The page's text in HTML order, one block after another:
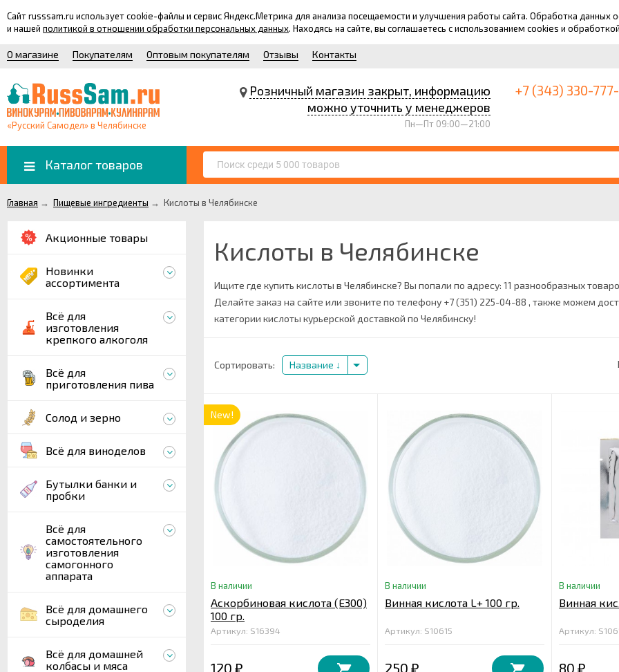
Сайт russsam.ru использует cookie-файлы и сервис Яндекс.Метрика для анализа посещаемости и улучшения работы сайта. Обработка
и нашей политикой в отношении обработки персональных данных. Находясь на сайте, вы соглашаетесь с использованием cookies и
О магазине Покупателям Оптовым покупателям Отзывы Контакты
«Русский Самодел» в Челябинске
Розничный магазин закрыт, информацию
можно уточнить у менеджеров
Пн—Пт 09:00—21:00
+7 (343) 330-
Каталог товаров
Главная → Пищевые ингредиенты → Кислоты в Челябинске
Акционные товары
Новинки
ассортимента
Всё для
изготовления
крепкого алкоголя
Всё для
приготовления пива
Солод и зерно
Всё для виноделов
Бутылки банки и
пробки
Всё для
самостоятельного
изготовления
самогонного
аппарата
Всё для домашнего
сыроделия
Всё для домашней
колбасы и мяса
Кислоты в Челябинске
Ищите где купить кислоты в Челябинске? Вы попали по адресу: 11 разнообразных
Делайте заказ на сайте или звоните по телефону +7 (351) 225-04-88 , также можем
категории кислоты курьерской доставкой по Челябинску!
Сортировать: Название
New!
В наличии
Аскорбиновая кислота (Е300)
100 гр.
Артикул: S16394
120 ₽
В наличии
Винная кислота L+ 100 гр.
Артикул: S10615
250 ₽
В наличии
Винная
Артикул:
80 ₽